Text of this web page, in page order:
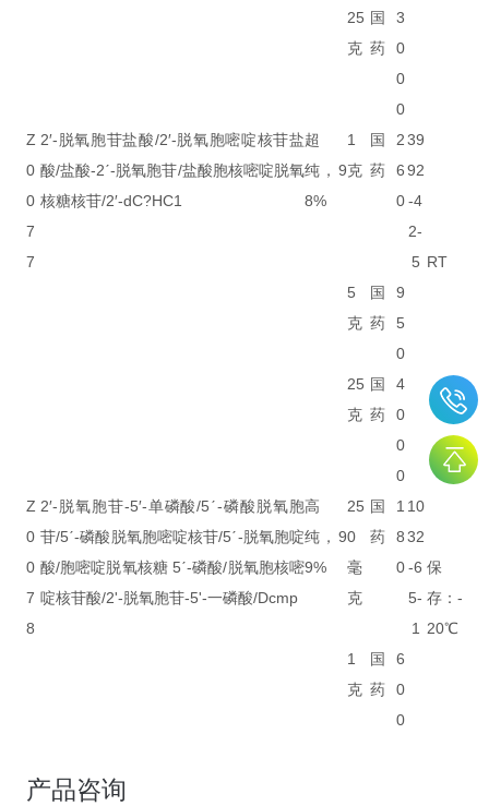
25
克
国
药
3
0
0
0
Z
0
0
7
7
2′-脱氧胞苷盐酸/2′-脱氧胞嘧啶核苷盐
酸/盐酸-2ˊ-脱氧胞苷/盐酸胞核嘧啶脱氧
核糖核苷/2′-dC?HC1
超
纯，9
8%
1
克
国
药
2
6
0
39
92
-4
2-
5 RT
5
克
国
药
9
5
0
25
克
国
药
4
0
0
0
Z
0
0
7
8
2′-脱氧胞苷-5′-单磷酸/5ˊ-磷酸脱氧胞
苷/5ˊ-磷酸脱氧胞嘧啶核苷/5ˊ-脱氧胞啶
酸/胞嘧啶脱氧核糖 5ˊ-磷酸/脱氧胞核嘧
啶核苷酸/2'-脱氧胞苷-5'-一磷酸/Dcmp
高
纯，9
9%
25
0
毫
克
国
药
1
8
0
10
32
-6
5-
1
保
存：-
20℃
1
克
国
药
6
0
0
产品咨询